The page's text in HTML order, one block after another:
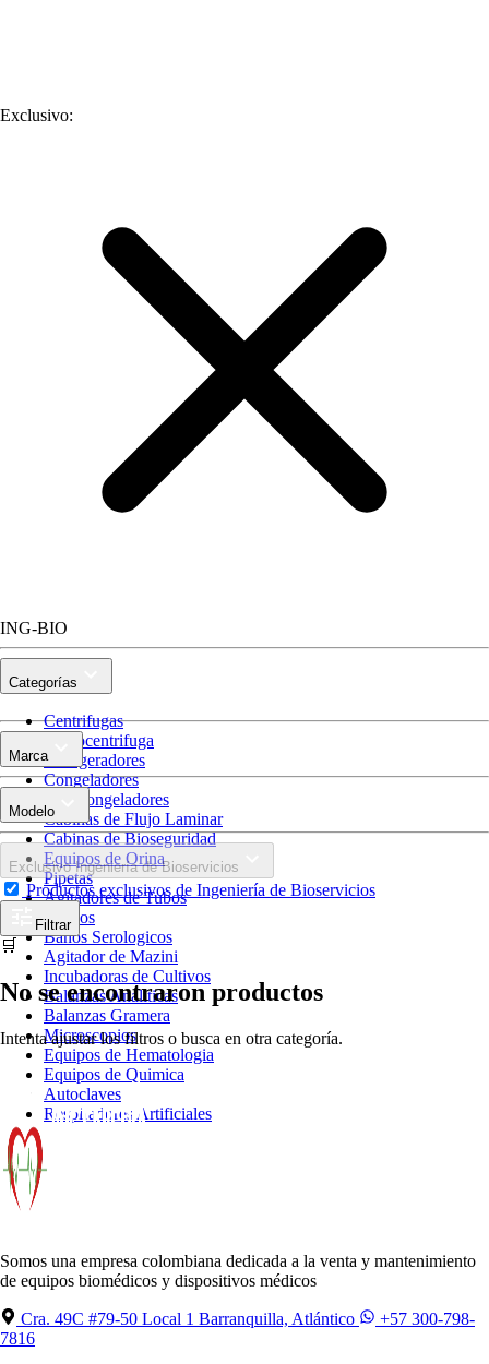
Exclusivo:
ING-BIO
Categorías
Centrifugas
Microcentrifuga
Refrigeradores
Congeladores
Ultracongeladores
Cabinas de Flujo Laminar
Cabinas de Bioseguridad
Equipos de Orina
Pipetas
Agitadores de Tubos
Hornos
Baños Serologicos
Agitador de Mazini
Incubadoras de Cultivos
Balanzas Analiticas
Balanzas Gramera
Microscopios
Equipos de Hematologia
Equipos de Quimica
Autoclaves
Respiradores Artificiales
Marca
Modelo
Exclusivo Ingeniería de Bioservicios
Productos exclusivos de Ingeniería de Bioservicios
Filtrar
🛒
No se encontraron productos
Intenta ajustar los filtros o busca en otra categoría.
Somos una empresa colombiana dedicada a la venta y mantenimiento
de equipos biomédicos y dispositivos médicos
Cra. 49C #79-50 Local 1 Barranquilla, Atlántico
+57 300-798-
7816